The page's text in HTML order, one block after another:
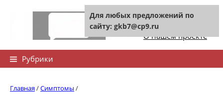
Контакты сайта
О нашем проекте
Рубрики
Главная/Симптомы /
Для любых предложений по
сайту: gkb7@cp9.ru